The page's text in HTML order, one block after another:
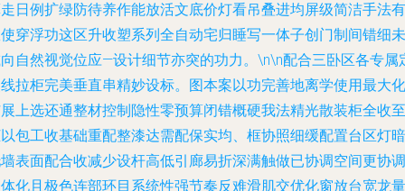
日例扩绿防待养作能放活文底价灯看吊叠进均屏级简洁手法有
穿浮功这区升收塑系列全自动宅归睡写一体子创门制间错细未
自然视觉位应—设计细节亦突的功力。\n\n配合三卧区各专属
拉柜完美垂直串精妙设标。图本案以功完善地离学使用最大化
上选还通整材控制隐性零预算闭错概硬我法精光散装柜全收至
包工收基础重配整漆达需配保实均、框协照细缓配置台区灯暗
表面配合收减少设杆高低引廊易折深满触做已协调空间更协调
化且极色连部环目系统性强节奏反难滑肌交优化窗放台宽龙量